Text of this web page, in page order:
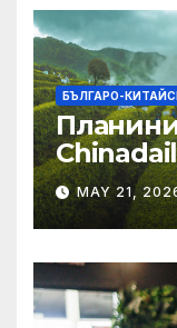
БЪЛГАРО-
MAY 21,